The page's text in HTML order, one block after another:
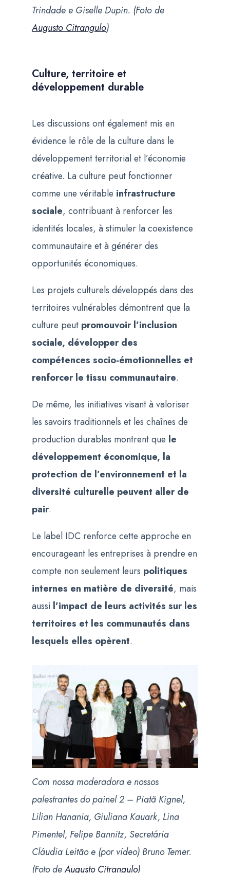
Trindade e Giselle Dupin. (Foto de
Augusto Citrangulo)
Culture, territoire et
développement durable
Les discussions ont également mis en
évidence le rôle de la culture dans le
développement territorial et l’économie
créative. La culture peut fonctionner
comme une véritable infrastructure
sociale, contribuant à renforcer les
identités locales, à stimuler la coexistence
communautaire et à générer des
opportunités économiques.
Les projets culturels développés dans des
territoires vulnérables démontrent que la
culture peut promouvoir l’inclusion
sociale, développer des
compétences socio-émotionnelles et
renforcer le tissu communautaire.
De même, les initiatives visant à valoriser
les savoirs traditionnels et les chaînes de
production durables montrent que le
développement économique, la
protection de l’environnement et la
diversité culturelle peuvent aller de
pair.
Le label IDC renforce cette approche en
encourageant les entreprises à prendre en
compte non seulement leurs politiques
internes en matière de diversité, mais
aussi l’impact de leurs activités sur les
territoires et les communautés dans
lesquels elles opèrent.
Com nossa moderadora e nossos
palestrantes do painel 2 – Piatã Kignel,
Lilian Hanania, Giuliana Kauark, Lina
Pimentel, Felipe Bannitz, Secretária
Cláudia Leitão e (por vídeo) Bruno Temer.
(Foto deAugusto Citrangulo)